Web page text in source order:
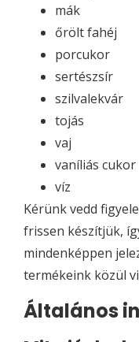
mák
őrölt fahéj
porcukor
sertészsír
szilvalekvár
tojás
vaj
vaníliás cukor
víz
Kérünk vedd
frissen készítjük,
mindenképpen
termékeink közül
Általános